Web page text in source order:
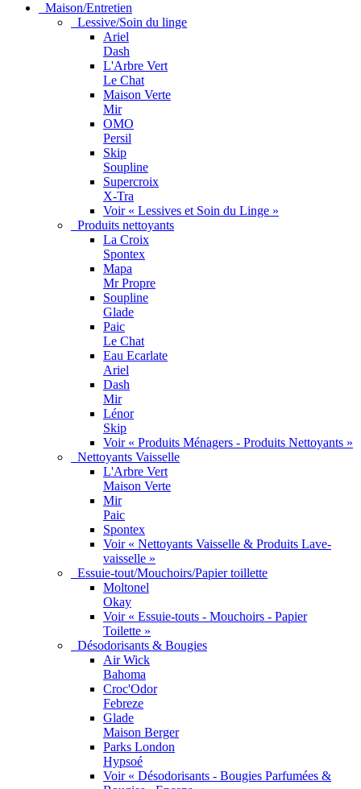
Maison/Entretien
Lessive/Soin du linge
Ariel
Dash
L'Arbre Vert
Le Chat
Maison Verte
Mir
OMO
Persil
Skip
Soupline
Supercroix
X-Tra
Voir « Lessives et Soin du Linge »
Produits nettoyants
La Croix
Spontex
Mapa
Mr Propre
Soupline
Glade
Paic
Le Chat
Eau Ecarlate
Ariel
Dash
Mir
Lénor
Skip
Voir « Produits Ménagers - Produits Nettoyants »
Nettoyants Vaisselle
L'Arbre Vert
Maison Verte
Mir
Paic
Spontex
Voir « Nettoyants Vaisselle & Produits Lave-
vaisselle »
Essuie-tout/Mouchoirs/Papier toillette
Moltonel
Okay
Voir « Essuie-touts - Mouchoirs - Papier
Toilette »
Désodorisants & Bougies
Air Wick
Bahoma
Croc'Odor
Febreze
Glade
Maison Berger
Parks London
Hypsoé
Voir « Désodorisants - Bougies Parfumées &